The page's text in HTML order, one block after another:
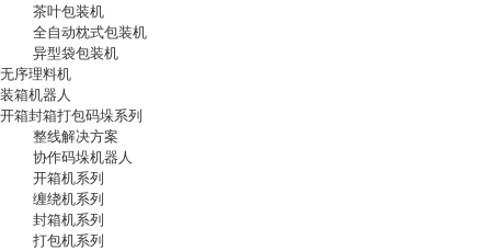
茶叶包装机
全自动枕式包装机
异型袋包装机
无序理料机
装箱机器人
开箱封箱打包码垛系列
整线解决方案
协作码垛机器人
开箱机系列
缠绕机系列
封箱机系列
打包机系列